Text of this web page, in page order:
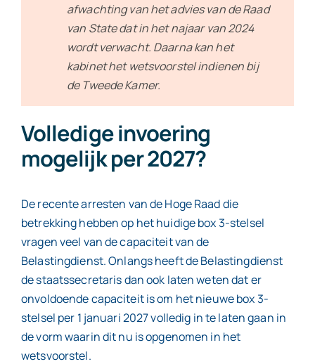
afwachting van het advies van de Raad
van State dat in het najaar van 2024
wordt verwacht. Daarna kan het
kabinet het wetsvoorstel indienen bij
de Tweede Kamer.
Volledige invoering
mogelijk per 2027?
De recente arresten van de Hoge Raad die
betrekking hebben op het huidige box 3-stelsel
vragen veel van de capaciteit van de
Belastingdienst. Onlangs heeft de Belastingdienst
de staatssecretaris dan ook laten weten dat er
onvoldoende capaciteit is om het nieuwe box 3-
stelsel per 1 januari 2027 volledig in te laten gaan in
de vorm waarin dit nu is opgenomen in het
wetsvoorstel.